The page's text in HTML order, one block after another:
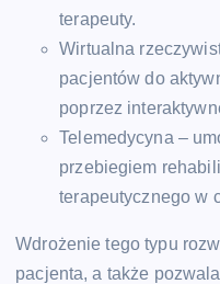
terapeuty.
Wirtualna
pacjentów do
poprzez
Telemedycyna –
przebiegiem
terapeutycznego w
Wdrożenie tego typu
pacjenta, a także